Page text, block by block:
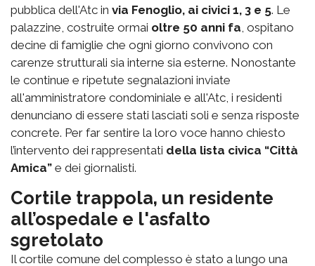
pubblica dell'Atc in via Fenoglio, ai civici 1, 3 e 5. Le
palazzine, costruite ormai oltre 50 anni fa , ospitano
decine di famiglie che ogni giorno convivono con
carenze strutturali sia interne sia esterne. Nonostante
le continue e ripetute segnalazioni inviate
all'amministratore condominiale e all'Atc, i residenti
denunciano di essere stati lasciati soli e senza risposte
concrete. Per far sentire la loro voce hanno chiesto
l’intervento dei rappresentati della lista civica “Città
Amica” e dei giornalisti.
Cortile trappola, un residente
all’ospedale e l'asfalto
sgretolato
Il cortile comune del complesso è stato a lungo una